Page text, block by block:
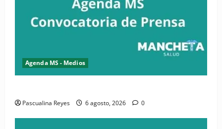
Agenda MS - Medios
Pascualina Reyes 6 agosto, 2026 0